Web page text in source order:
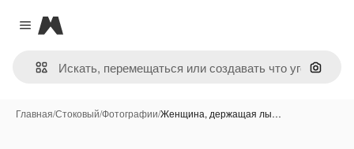
Close menu
Magnific
Поиск
Главная/Стоковый/Фотографии/Женщина, держащая лы…